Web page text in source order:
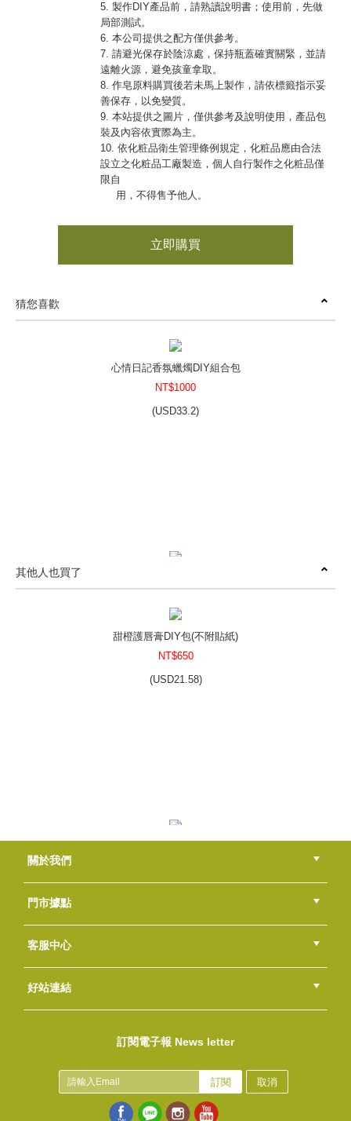
5. 製作DIY產品前，請熟讀說明書；使用前，先做
局部測試。
6. 本公司提供之配方僅供參考。
7. 請避光保存於陰涼處，保持瓶蓋確實關緊，並請
遠離火源，避免孩童拿取。
8. 作皂原料購買後若未馬上製作，請依標籤指示妥
善保存，以免變質。
9. 本站提供之圖片，僅供參考及說明使用，產品包
裝及內容依實際為主。
10. 依化粧品衛生管理條例規定，化粧品應由合法
設立之化粧品工廠製造，個人自行製作之化粧品僅
限自
用，不得售予他人。
立即購買
猜您喜歡
心情日記香氛蠟燭DIY組合包
NT$1000
(USD33.2)
USD8.63)
(USD24.9)
其他人也買了
甜橙護唇膏DIY包(不附貼紙)
NT$650
(USD21.58)
(USD6.31)
關於我們
公司簡介
品牌故事
最新消息
隱私權聲明
版權聲明
門市據點
總部
北區
中區
南區
東區
海外
客服中心
會員等級
購物流程
訂單查詢
常見問題
海外訂購流程
連絡我們
下載專區
紅利點數
好站連結
訂閱電子報 News letter
訂閱 取消